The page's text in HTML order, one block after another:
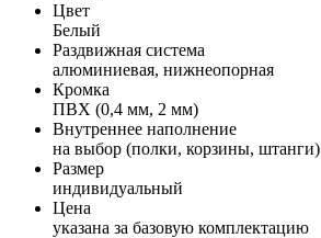
Цвет
Белый
Раздвижная система
алюминиевая, нижнеопорная
Кромка
ПВХ (0,4 мм, 2 мм)
Внутреннее наполнение
на выбор (полки, корзины, штанги)
Размер
индивидуальный
Цена
указана за базовую комплектацию